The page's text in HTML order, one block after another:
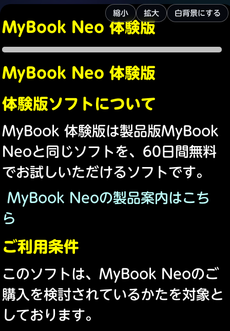
MyBook Neo 体験版
MyBook Neo 体験版
体験版ソフトについて
MyBook 体験版は製品版MyBook
Neoと同じソフトを、60日間無料
でお試しいただけるソフトです。
MyBook Neoの製品案内はこち
ら
ご利用条件
このソフトは、MyBook Neoのご
購入を検討されているかたを対象と
しております。
縮小 拡大 白背景にする